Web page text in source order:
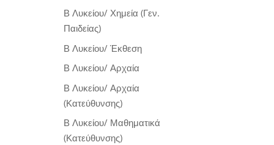
Β Λυκείου/ Χημεία (Γεν.
Παιδείας)
Β Λυκείου/ Έκθεση
Β Λυκείου/ Αρχαία
Β Λυκείου/ Αρχαία
(Κατεύθυνσης)
Β Λυκείου/ Μαθηματικά
(Κατεύθυνσης)